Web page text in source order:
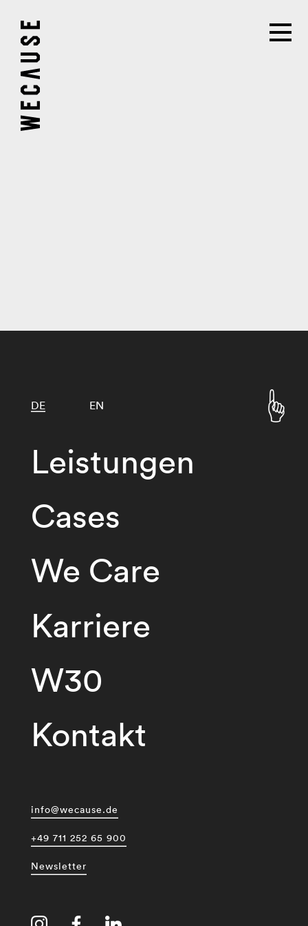
Leistungen
Cases
We Care
Karriere
W30
Kontakt
DE EN
info@wecause.de
+49 711 252 65 900
Newsletter